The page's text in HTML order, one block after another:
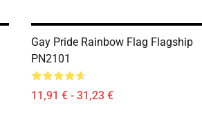
Gay Pride Rainbow Flag Flagship
PN2101
11,91 € - 31,23 €